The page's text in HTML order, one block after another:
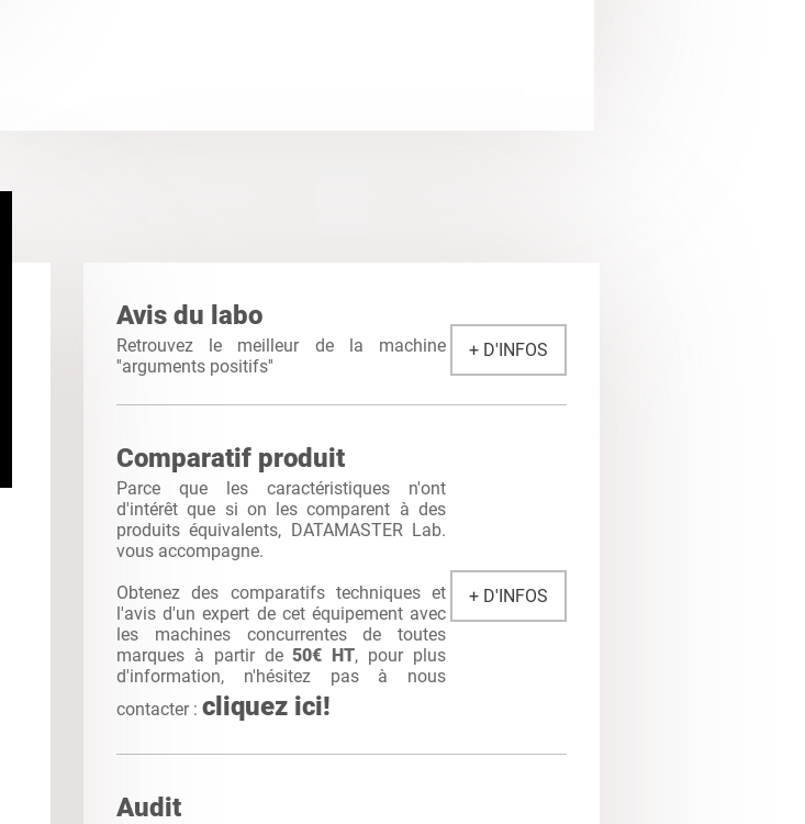
Avis du labo
Retrouvez le meilleur de la machine
''arguments positifs''
+ D'INFOS
Comparatif produit
Parce que les caractéristiques n'ont
d'intérêt que si on les comparent à des
produits équivalents, DATAMASTER Lab.
vous accompagne.
Obtenez des comparatifs techniques et
l'avis d'un expert de cet équipement avec
les machines concurrentes de toutes
marques à partir de50€ HT, pour plus
d'information, n'hésitez pas à nous
contacter : cliquez ici!
+ D'INFOS
Audit